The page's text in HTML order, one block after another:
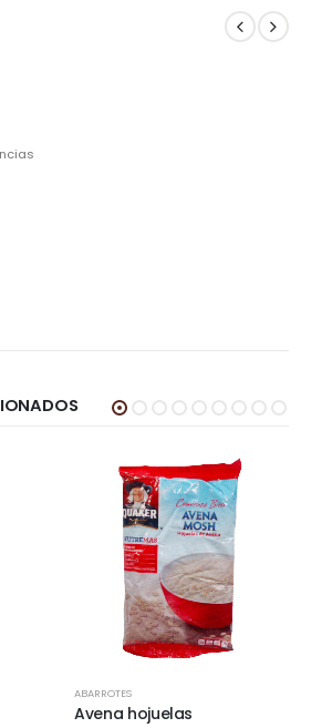
ABARROTES
Avena hojuelas